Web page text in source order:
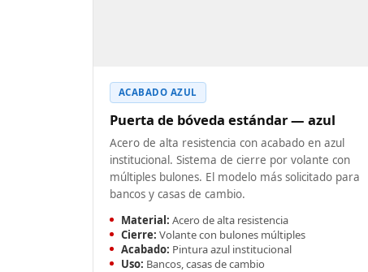
ACABADO AZUL
Puerta de bóveda estándar — azul
Acero de alta resistencia con acabado en azul
institucional. Sistema de cierre por volante con
múltiples bulones. El modelo más solicitado para
bancos y casas de cambio.
Material: Acero de alta resistencia
Cierre: Volante con bulones múltiples
Acabado: Pintura azul institucional
Uso: Bancos, casas de cambio